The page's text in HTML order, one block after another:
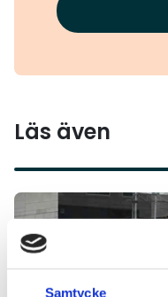
Samtycke
Läs även
Läs mer